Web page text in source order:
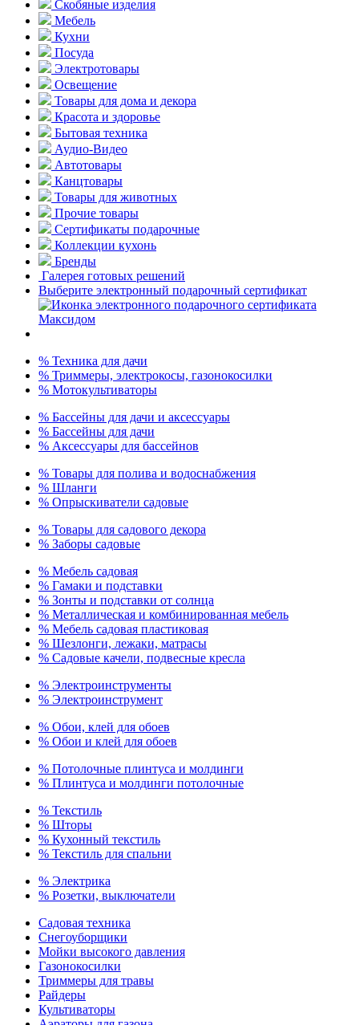
Скобяные изделия
Мебель
Кухни
Посуда
Электротовары
Освещение
Товары для дома и декора
Красота и здоровье
Бытовая техника
Аудио-Видео
Автотовары
Канцтовары
Товары для животных
Прочие товары
Сертификаты подарочные
Коллекции кухонь
Бренды
Галерея готовых решений
Выберите электронный подарочный сертификат
% Техника для дачи
% Триммеры, электрокосы, газонокосилки
% Мотокультиваторы
% Бассейны для дачи и аксессуары
% Бассейны для дачи
% Аксессуары для бассейнов
% Товары для полива и водоснабжения
% Шланги
% Опрыскиватели садовые
% Товары для садового декора
% Заборы садовые
% Мебель садовая
% Гамаки и подставки
% Зонты и подставки от солнца
% Металлическая и комбинированная мебель
% Мебель садовая пластиковая
% Шезлонги, лежаки, матрасы
% Садовые качели, подвесные кресла
% Электроинструменты
% Электроинструмент
% Обои, клей для обоев
% Обои и клей для обоев
% Потолочные плинтуса и молдинги
% Плинтуса и молдинги потолочные
% Текстиль
% Шторы
% Кухонный текстиль
% Текстиль для спальни
% Электрика
% Розетки, выключатели
Садовая техника
Снегоуборщики
Мойки высокого давления
Газонокосилки
Триммеры для травы
Райдеры
Культиваторы